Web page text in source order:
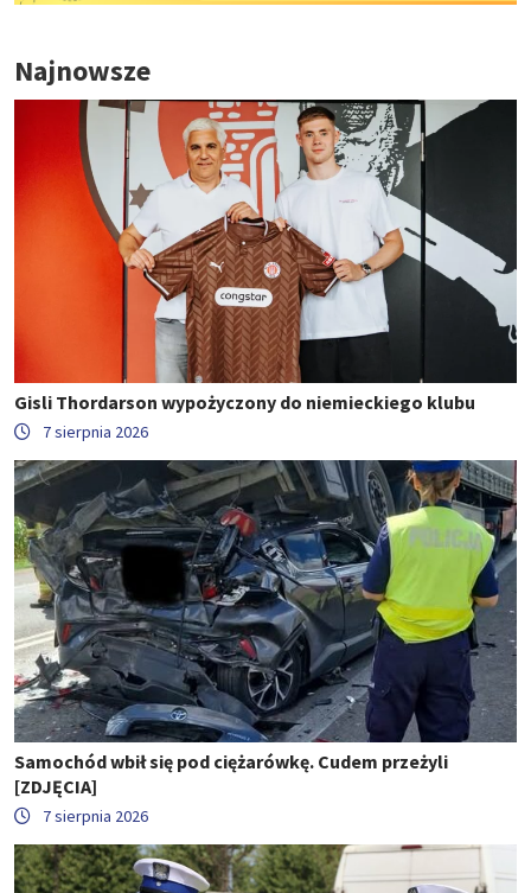
Najnowsze
Gisli Thordarson wypożyczony do niemieckiego klubu
7 sierpnia 2026
Samochód wbił się pod ciężarówkę. Cudem przeżyli
[ZDJĘCIA]
7 sierpnia 2026